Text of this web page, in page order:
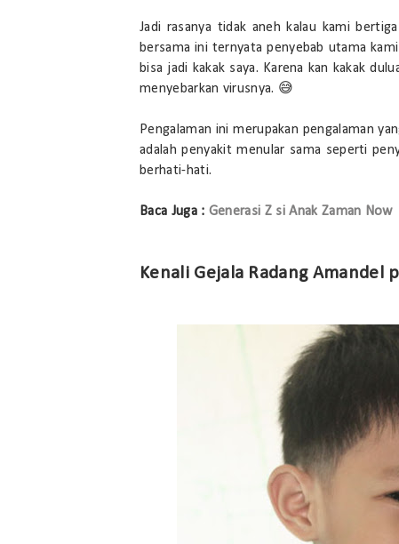
Jadi rasanya tidak aneh kalau kami
bersama ini ternyata penyebab utama
bisa jadi kakak saya. Karena kan kakak
menyebarkan virusnya. 😅
Pengalaman ini merupakan pengalaman
adalah penyakit menular sama seperti
berhati-hati.
Baca Juga : Generasi Z si Anak Zaman Now
Kenali Gejala Radang Amandel